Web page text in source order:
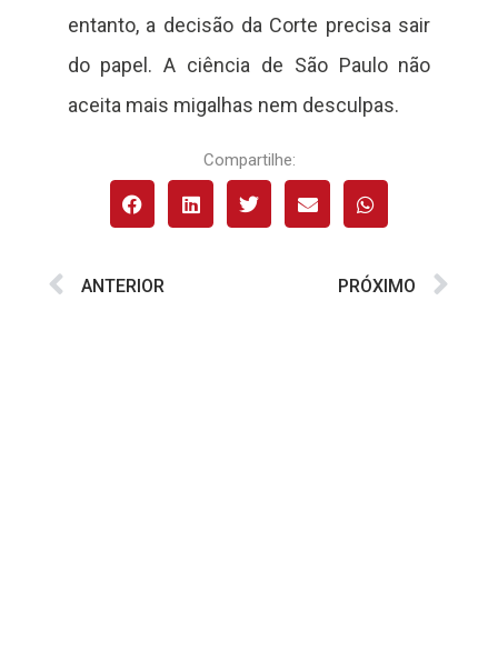
entanto, a decisão da Corte precisa sair
do papel. A ciência de São Paulo não
aceita mais migalhas nem desculpas.
Compartilhe:
ANTERIOR PRÓXIMO